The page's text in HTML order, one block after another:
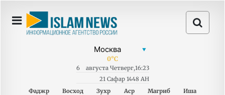
0°C
6 августа Четверг,16:23
21 Сафар 1448 AH
Фаджр
Восход Зухр Аср Магриб Иша